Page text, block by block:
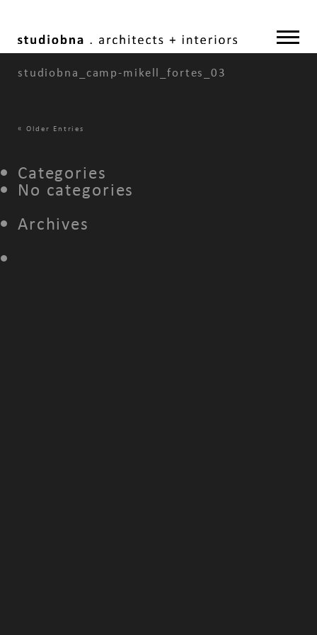
studiobna_camp-mikell_fortes_03
« Older Entries
Categories
No categories
Archives